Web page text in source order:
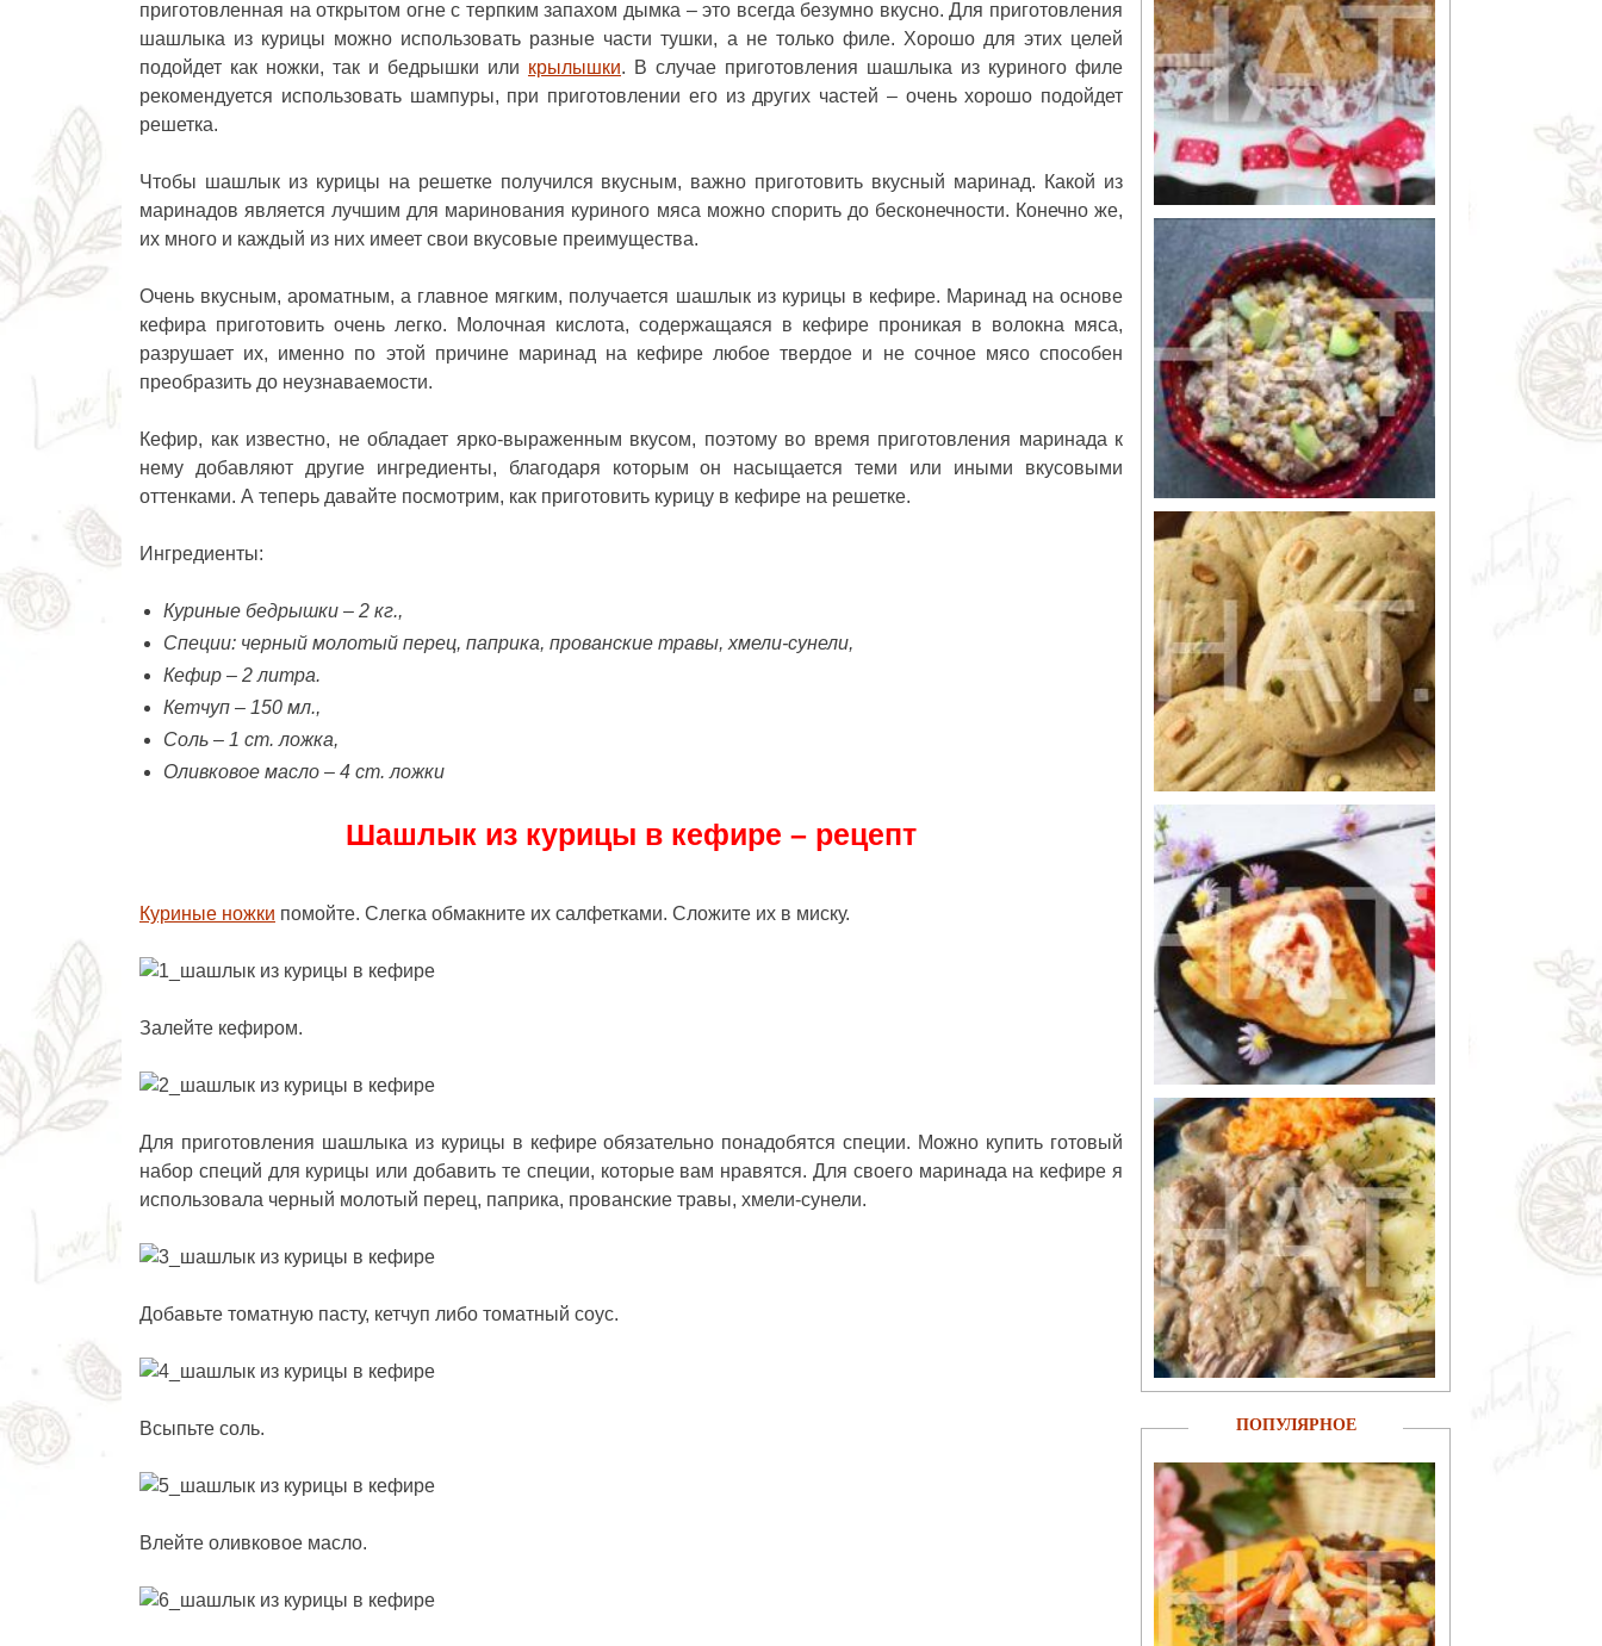
приготовленная на открытом огне с терпким запахом дымка – это всегда безумно вкусно. Для приготовления
шашлыка из курицы можно использовать разные части тушки, а не только филе. Хорошо для этих целей
подойдет как ножки, так и бедрышки или крылышки. В случае приготовления шашлыка из куриного филе
рекомендуется использовать шампуры, при приготовлении его из других частей – очень хорошо подойдет
решетка.
Чтобы шашлык из курицы на решеткеполучился вкусным, важно приготовить вкусный маринад. Какой из
маринадов является лучшим для маринования куриного мяса можно спорить до бесконечности. Конечно же,
их много и каждый из них имеет свои вкусовые преимущества.
Очень вкусным, ароматным, а главное мягким, получается шашлык из курицы в кефире. Маринад на основе
кефира приготовить очень легко. Молочная кислота, содержащаяся в кефире проникая в волокна мяса,
разрушает их, именно по этой причине маринад на кефире любое твердое и не сочное мясо способен
преобразить до неузнаваемости.
Кефир, как известно, не обладает ярко-выраженным вкусом, поэтому во время приготовления маринада к
нему добавляют другие ингредиенты, благодаря которым он насыщается теми или иными вкусовыми
оттенками. А теперь давайте посмотрим, как приготовить курицу в кефире на решетке.
Ингредиенты:
Куриные бедрышки – 2 кг.,
Специи: черный молотый перец, паприка, прованские травы, хмели-сунели,
Кефир – 2 литра.
Кетчуп – 150 мл.,
Соль – 1 ст. ложка,
Оливковое масло – 4 ст. ложки
Шашлык из курицы в кефире – рецепт
Куриные ножки помойте. Слегка обмакните их салфетками. Сложите их в миску.
Залейте кефиром.
Для приготовления шашлыка из курицы в кефире обязательно понадобятся специи. Можно купить готовый
набор специй для курицы или добавить те специи, которые вам нравятся. Для своего маринада на кефире я
использовала черный молотый перец, паприка, прованские травы, хмели-сунели.
Добавьте томатную пасту, кетчуп либо томатный соус.
Всыпьте соль.
Влейте оливковое масло.
ПОПУЛЯРНОЕ